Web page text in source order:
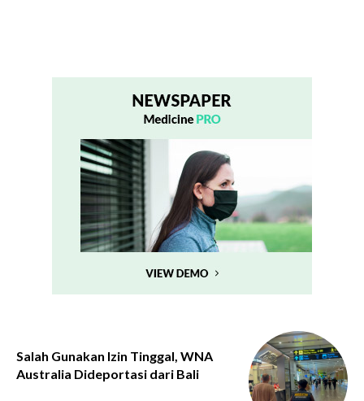
Salah Gunakan Izin Tinggal, WNA
Australia Dideportasi dari Bali